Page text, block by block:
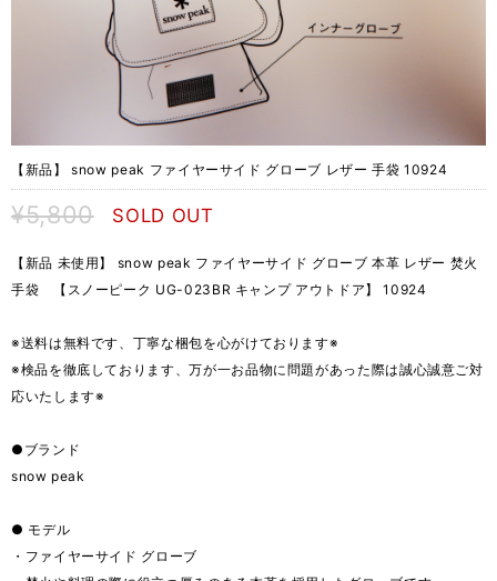
【新品】 snow peak ファイヤーサイド グローブ レザー 手袋 10924
¥5,800 SOLD OUT
【新品 未使用】 snow peak ファイヤーサイド グローブ 本革 レザー 焚火
手袋 【スノーピーク UG-023BR キャンプ アウトドア】 10924
※送料は無料です、丁寧な梱包を心がけております※
※検品を徹底しております、万が一お品物に問題があった際は誠心誠意ご対
応いたします※
●ブランド
snow peak
● モデル
・ファイヤーサイド グローブ